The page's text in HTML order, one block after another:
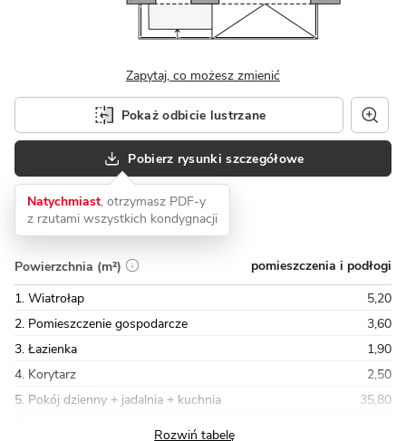
Zapytaj, co możesz zmienić
Pokaż odbicie lustrzane
Pobierz rysunki szczegółowe
Natychmiast, otrzymasz PDF-y
z rzutami wszystkich kondygnacji
Powierzchnia (m²)
pomieszczenia i podłogi
1. Wiatrołap
5,20
2. Pomieszczenie gospodarcze
3,60
3. Łazienka
1,90
4. Korytarz
2,50
5. Pokój dzienny + jadalnia + kuchnia
35,80